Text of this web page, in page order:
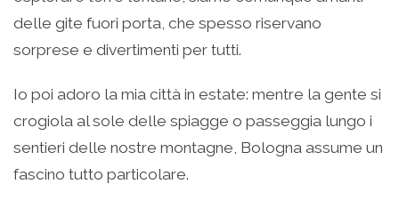
una
nuova
in
una
nuova
finestra)
in
una
nuova
finestra)
in
una
nuova
finestra)
nuova
finestra)
delle gite fuori porta, che spesso riservano
sorprese e divertimenti per tutti.
Io poi adoro la mia città in estate: mentre la gente si
crogiola al sole delle spiagge o passeggia lungo i
sentieri delle nostre montagne, Bologna assume un
fascino tutto particolare.